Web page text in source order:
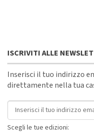
ISCRIVITI ALLE
Inserisci il tuo indirizzo
direttamente nella tua
Indirizzo email
Scegli le tue edizioni: